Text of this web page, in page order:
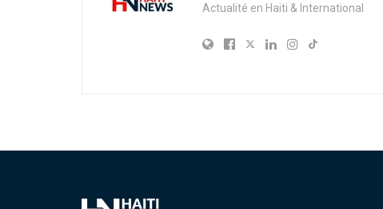
Actualité en Haiti & International